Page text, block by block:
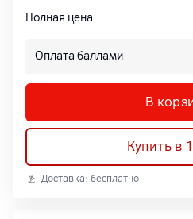
Полная цена
Оплата баллами
В
Купить в
Доставка: бесплатно